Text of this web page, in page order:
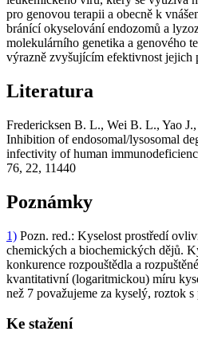
pro genovou terapii a obecně k
bránící okyselování endozomů a
molekulárního genetika a genového
výrazně zvyšujícím efektivnost jejich
Literatura
Fredericksen B. L., Wei B. L., Yao
Inhibition of endosomal/lysosomal
infectivity of human
76, 22, 11440
Poznámky
1) Pozn. red.: Kyselost prostředí
chemických a biochemických dějů.
konkurence rozpouštědla a
kvantitativní (logaritmickou) míru
než 7 považujeme za kyselý, roztok
Ke stažení